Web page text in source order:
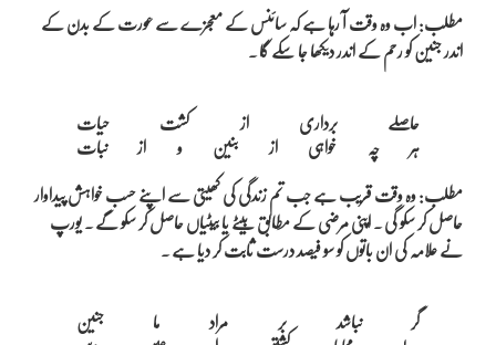
مطلب: اب وہ وقت آ رہا ہے کہ سائنس کے معجزے سے عورت کے بدن کے
اندر جنین کو رحم کے اندر دیکھا جا سکے گا ۔
حاصلے برداری از کشت حیات
مطلب: وہ وقت قریب ہے جب تم زندگی کی کھیتی سے اپنے حسب خواہش پیداوار
حاصل کر سکو گی ۔ اپنی مرضی کے مطابق بیٹے یا بیٹیاں حاصل کر سکو گے ۔ یورپ
نے علامہ کی ان باتوں کو سو فیصد درست ثابت کر دیا ہے ۔
گر نباشد بر مراد ما جنین